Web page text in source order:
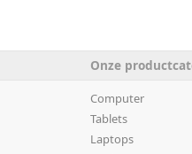
Onze
Computer
Tablets
Laptops